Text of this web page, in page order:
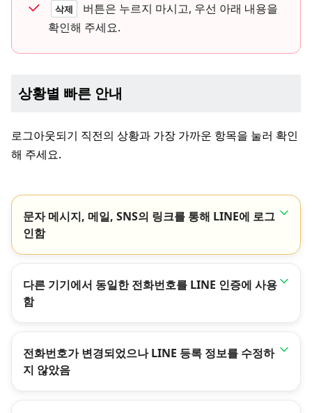
삭제
버튼은 누르지 마시고, 우선 아래 내용을
확인해 주세요.
상황별 빠른 안내
로그아웃되기 직전의 상황과 가장 가까운 항목을 눌러 확인
해 주세요.
문자 메시지, 메일, SNS의 링크를 통해 LINE에 로그
인함
다른 기기에서 동일한 전화번호를 LINE 인증에 사용
함
전화번호가 변경되었으나 LINE 등록 정보를 수정하
지 않았음